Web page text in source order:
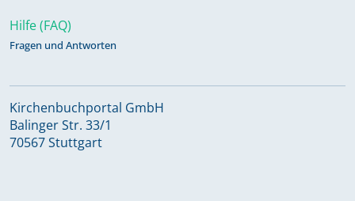
Hilfe (FAQ)
Fragen und Antworten
Kirchenbuchportal GmbH
Balinger Str. 33/1
70567 Stuttgart